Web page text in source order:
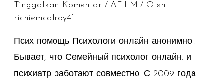
Tinggalkan Komentar / AFILM / Oleh
richiemcalroy41
Псих помощь Психологи онлайн анонимно..
Бывает, что Семейный психолог онлайн. и
психиатр работают совместно. С 2009 года